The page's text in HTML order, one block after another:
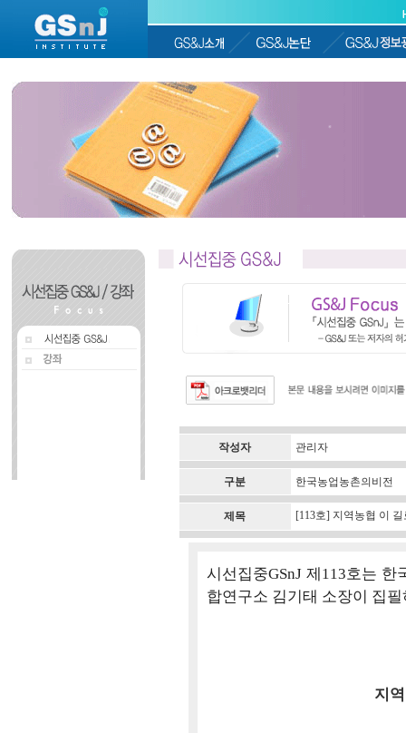
작성자 관리자
구분 한국농업농촌의비전
제목 [113호] 지역농협 이
시선집중GSnJ 제113호는
합연구소 김기태 소장이 집
지